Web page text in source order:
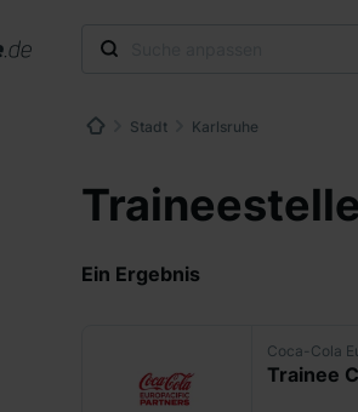
Stadt Karlsruhe
Ein Ergebnis
Coca-Cola